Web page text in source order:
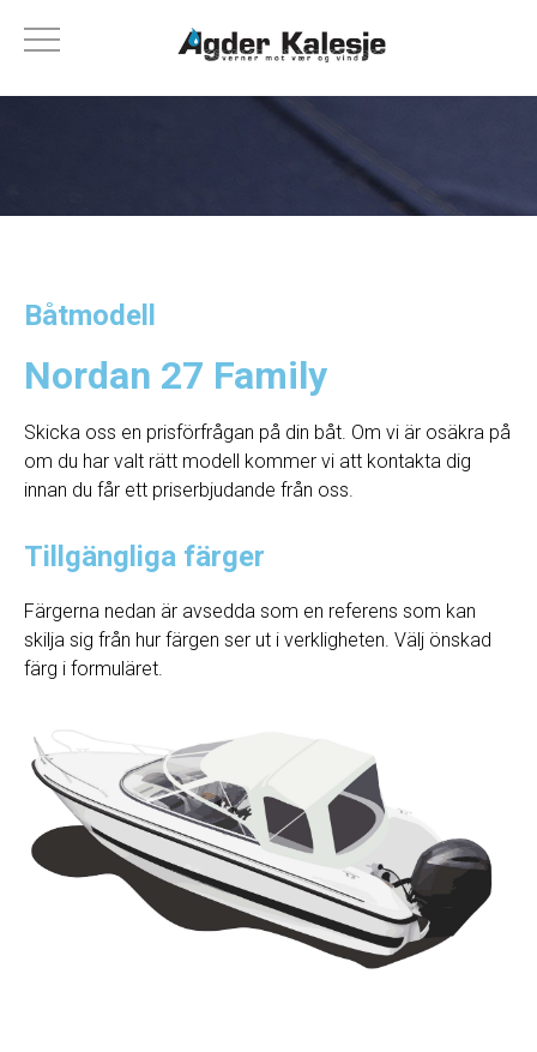
Båtmodell
Nordan 27 Family
Skicka oss en prisförfrågan på din båt. Om vi ​​är osäkra på
om du har valt rätt modell kommer vi att kontakta dig
innan du får ett priserbjudande från oss.
Tillgängliga färger
Färgerna nedan är avsedda som en referens som kan
skilja sig från hur färgen ser ut i verkligheten. Välj önskad
färg i formuläret.